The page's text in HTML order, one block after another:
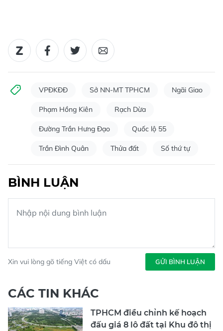
VPĐKĐĐ Sở NN-MT TPHCM Ngãi Giao
Phạm Hồng Kiên Rạch Dừa
Đường Trần Hưng Đạo Quốc lộ 55
Trần Đình Quân Thửa đất Số thứ tự
BÌNH LUẬN
Xin vui lòng gõ tiếng Việt có dấu GỬI BÌNH LUẬN
CÁC TIN KHÁC
TPHCM điều chỉnh kế hoạch
đấu giá 8 lô đất tại Khu đô thị